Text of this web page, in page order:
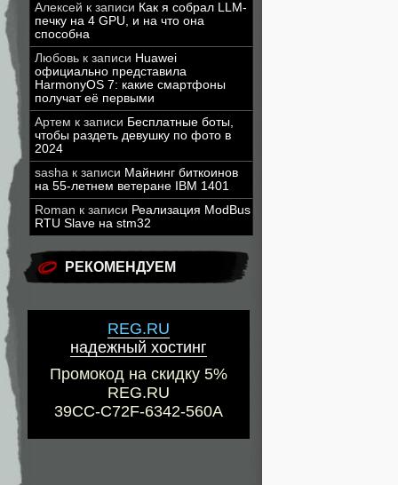
Алексей к записи Как я собрал LLM-
печку на 4 GPU, и на что она
способна
Любовь к записи Huawei
официально представила
HarmonyOS 7: какие смартфоны
получат её первыми
Артем к записи Бесплатные боты,
чтобы раздеть девушку по фото в
2024
sasha к записи Майнинг биткоинов
на 55-летнем ветеране IBM 1401
Roman к записи Реализация ModBus
RTU Slave на stm32
РЕКОМЕНДУЕМ
REG.RU
надежный хостинг
Промокод на скидку 5%
REG.RU
39CC-C72F-6342-560A